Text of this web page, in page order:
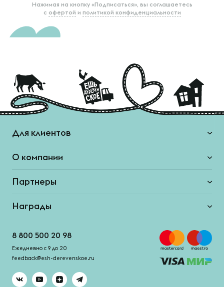
Нажимая на кнопку «Подписаться», вы соглашаетесь
с офертой и политикой конфиденциальности
Для клиентов
О компании
Партнеры
Награды
8 800 500 20 98
Ежедневно с 9 до 20
feedback@esh-derevenskoe.ru